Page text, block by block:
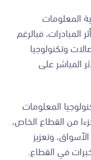
المعلومات
فبالرغم
وتكنولوجيا
المباشر على
المعلومات
من القطاع الخاص،
وتعزيز
في القطاع.